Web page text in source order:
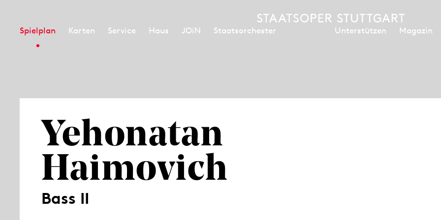
Spielplan Karten Service Haus JOiN Staatsorchester Unterstützen Magazin
Yehonatan
Haimovich
Bass II